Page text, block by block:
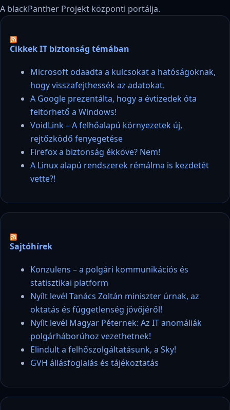
A blackPanther Projekt központi portálja.
Cikkek IT biztonság témában
Microsoft odaadta a kulcsokat a hatóságoknak,
hogy visszafejthessék az adatokat.
A Google prezentálta, hogy a évtizedek óta
feltörhető a Windows!
VoidLink – A felhőalapú környezetek új,
rejtőzködő fenyegetése
Firefox a biztonság ékköve? Nem!
A Linux alapú rendszerek rémálma is kezdetét
vette?!
Sajtóhírek
Konzulens – a polgári kommunikációs és
statisztikai platform
Nyílt levél Tanács Zoltán miniszter úrnak, az
oktatás és függetlenség jövőjéről!
Nyílt levél Magyar Péternek: Az IT anomáliák
polgárháborúhoz vezethetnek!
Elindult a felhőszolgáltatásunk, a Sky!
GVH állásfoglalás és tájékoztatás